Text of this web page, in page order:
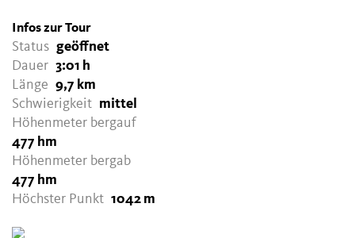
Infos zur Tour
Status geöffnet
Dauer 3:01 h
Länge 9,7 km
Schwierigkeit mittel
Höhenmeter bergauf
477 hm
Höhenmeter bergab
477 hm
Höchster Punkt 1042 m